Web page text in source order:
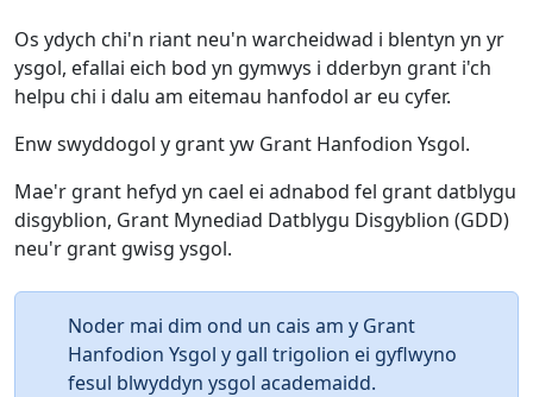
Os ydych chi'n riant neu'n warcheidwad i blentyn yn yr
ysgol, efallai eich bod yn gymwys i dderbyn grant i'ch
helpu chi i dalu am eitemau hanfodol ar eu cyfer.
Enw swyddogol y grant yw Grant Hanfodion Ysgol.
Mae'r grant hefyd yn cael ei adnabod fel grant datblygu
disgyblion, Grant Mynediad Datblygu Disgyblion (GDD)
neu'r grant gwisg ysgol.
Noder mai dim ond un cais am y Grant
Hanfodion Ysgol y gall trigolion ei gyflwyno
fesul blwyddyn ysgol academaidd.